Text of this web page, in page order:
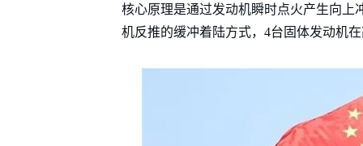
核心原理是通过发动机瞬时点火产生向上
机反推的缓冲着陆方式，4台固体发动机